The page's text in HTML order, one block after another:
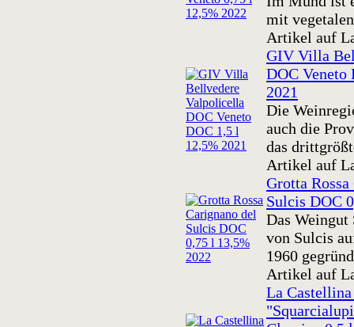
mit
Artikel auf
GIV Villa
DOC Veneto
2021
Die
auch die
das
Artikel auf
Grotta
Sulcis DOC
Das Weingut
von Sulcis
1960
Artikel auf
La